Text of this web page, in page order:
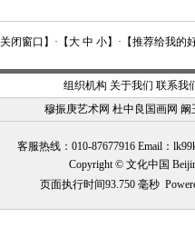
关闭窗口 】·【大 中 小】·【推荐给我的
组织机构 关于我们 联系我
穆振庚艺术网 杜中良国画网 阚
客服热线：010-87677916 Email：
Copyright © 文化中国
页面执行时间93.750 毫秒